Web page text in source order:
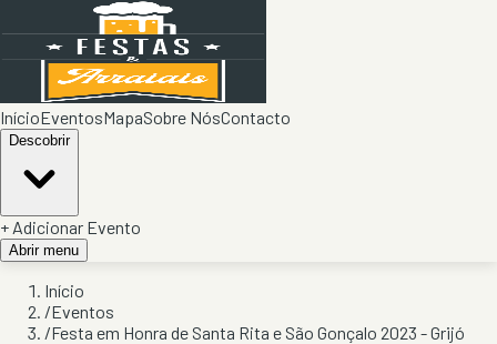
InícioEventosMapaSobre NósContacto
Descobrir
+ Adicionar Evento
Abrir menu
Início
/Eventos
/Festa em Honra de Santa Rita e São Gonçalo 2023 - Grijó